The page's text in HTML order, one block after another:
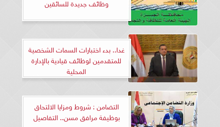
وظائف جديدة للسائقين
غدا.. بدء اختبارات السمات الشخصية
للمتقدمين لوظائف قيادية بالإدارة
المحلية
التضامن : شروط ومزايا الالتحاق
بوظيفة مرافق مسن.. التفاصيل